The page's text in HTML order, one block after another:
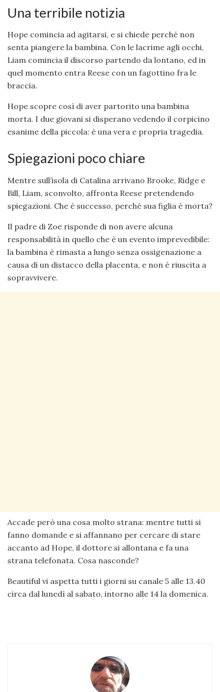
Una terribile notizia
Hope comincia ad agitarsi, e si chiede perché non
senta piangere la bambina. Con le lacrime agli occhi,
Liam comincia il discorso partendo da lontano, ed in
quel momento entra Reese con un fagottino fra le
braccia.
Hope scopre così di aver partorito una bambina
morta. I due giovani si disperano vedendo il corpicino
esanime della piccola: è una vera e propria tragedia.
Spiegazioni poco chiare
Mentre sull’isola di Catalina arrivano Brooke, Ridge e
Bill, Liam, sconvolto, affronta Reese pretendendo
spiegazioni. Che è successo, perché sua figlia è morta?
Il padre di Zoe risponde di non avere alcuna
responsabilità in quello che è un evento imprevedibile:
la bambina è rimasta a lungo senza ossigenazione a
causa di un distacco della placenta, e non è riuscita a
sopravvivere.
Accade però una cosa molto strana: mentre tutti si
fanno domande e si affannano per cercare di stare
accanto ad Hope, il dottore si allontana e fa una
strana telefonata. Cosa nasconde?
Beautiful vi aspetta tutti i giorni su canale 5 alle 13.40
circa dal lunedì al sabato, intorno alle 14 la domenica.